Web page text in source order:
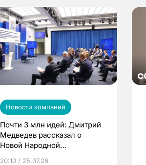
Новости компаний
Почти 3 млн идей: Дмитрий
Медведев рассказал о
Новой Народной
20:10 / 25.07.26